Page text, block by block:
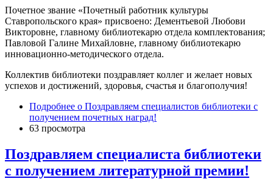
Почетное звание «Почетный работник культуры
Ставропольского края» присвоено: Дементьевой Любови
Викторовне, главному библиотекарю отдела комплектования;
Павловой Галине Михайловне, главному библиотекарю
инновационно-методического отдела.
Коллектив библиотеки поздравляет коллег и желает новых
успехов и достижений, здоровья, счастья и благополучия!
Подробнее о Поздравляем специалистов библиотеки с
получением почетных наград!
63 просмотра
Поздравляем специалиста библиотеки
с получением литературной премии!